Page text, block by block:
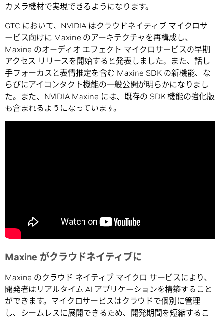
カメラ機材で実現できるようになります。
GTC において、NVIDIA はクラウドネイティブ マイクロサ
ービス向けに Maxine のアーキテクチャを再構成し、
Maxine のオーディオ エフェクト マイクロサービスの早期
アクセス リリースを開始すると発表しました。また、話し
手フォーカスと表情推定を含む Maxine SDK の新機能、な
らびにアイコンタクト機能の一般公開が明らかになりまし
た。また、NVIDIA Maxine には、既存の SDK 機能の強化版
も含まれるようになっています。
Maxine がクラウドネイティブに
Maxine のクラウド ネイティブ マイクロ サービスにより、
開発者はリアルタイム AI アプリケーションを構築すること
ができます。マイクロサービスはクラウドで個別に管理
し、シームレスに展開できるため、開発期間を短縮するこ